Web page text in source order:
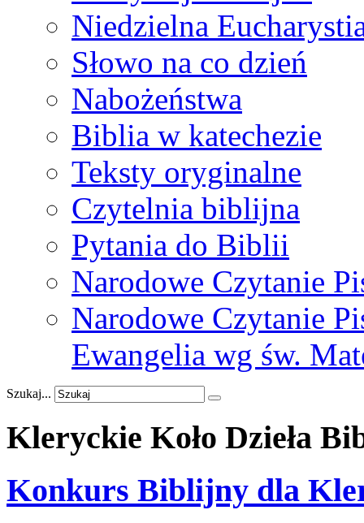
Niedzielna
Słowo na co dzień
Nabożeństwa
Biblia w katechezie
Teksty oryginalne
Czytelnia biblijna
Pytania do Biblii
Narodowe Czytanie
Narodowe Czytanie
Ewangelia wg św.
Szukaj...
Kleryckie Koło Dzieła
Konkurs Biblijny dla